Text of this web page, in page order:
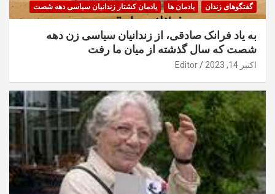
گفتگوهای زندان
یادمان ها یادمان کشتار زندانیان سیاسی دهه شصت
به یاد فرانک صادقی، از زندانیان سیاسی زن دهه
شصت که سال گذشته از میان ما رفت
اکتبر 14, 2023 Editor